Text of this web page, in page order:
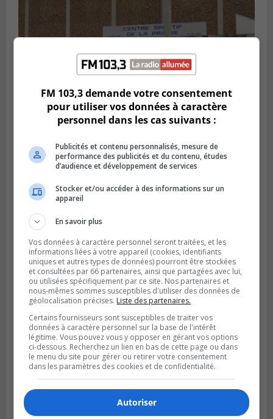
Publié le 5 août 2026 à 11h59
La Prairie loue des espaces de glace
jusqu’en avril 2027
LA PRAIRIE
Publié le 4 août 2026 à 15h50
Le mur du rempart de La Prairie retrouve
sa jeunesse
FM 103,3 demande votre consentement
pour utiliser vos données à caractère
personnel dans les cas suivants :
Publicités et contenu personnalisés, mesure de
performance des publicités et du contenu, études
d’audience et développement de services
Stocker et/ou accéder à des informations sur un
appareil
En savoir plus
Vos données à caractère personnel seront traitées, et les
informations liées à votre appareil (cookies, identifiants
uniques et autres types de données) pourront être stockées
et consultées par 66 partenaires, ainsi que partagées avec lui,
ou utilisées spécifiquement par ce site. Nos partenaires et
nous-mêmes sommes susceptibles d'utiliser des données de
géolocalisation précises. Liste des partenaires.
Certains fournisseurs sont susceptibles de traiter vos
données à caractère personnel sur la base de l'intérêt
légitime. Vous pouvez vous y opposer en gérant vos options
ci-dessous. Recherchez un lien en bas de cette page ou dans
le menu du site pour gérer ou retirer votre consentement
dans les paramètres des cookies et de confidentialité.
Autoriser